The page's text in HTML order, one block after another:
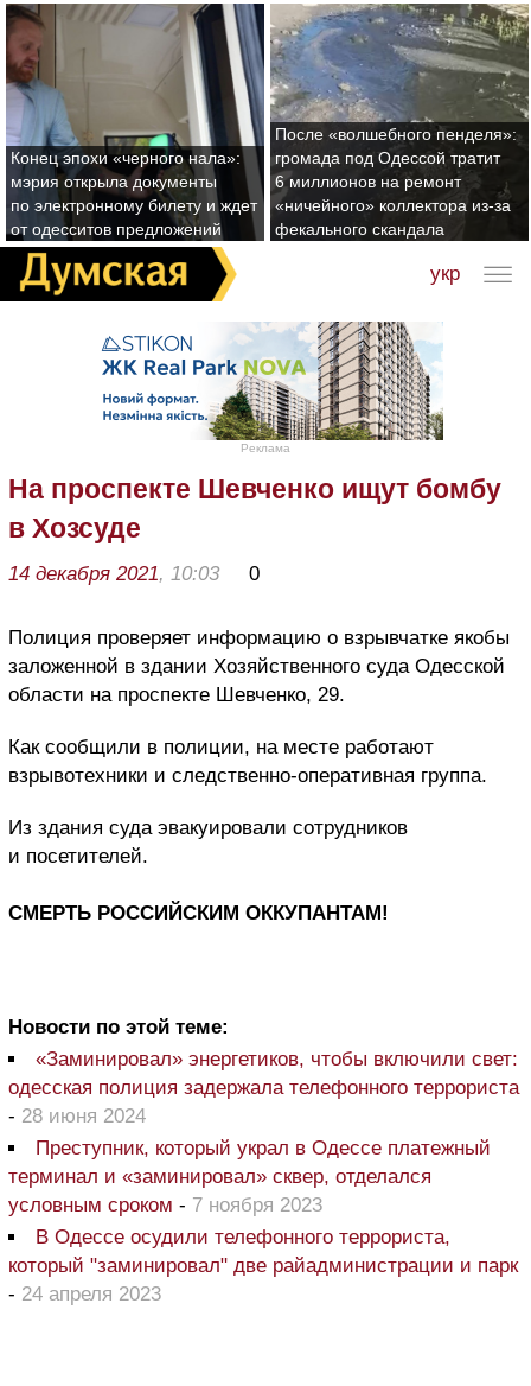
Конец эпохи «черного нала»:
мэрия открыла документы
по электронному билету и ждет
от одесситов предложений
После «волшебного пенделя»:
громада под Одессой тратит
6 миллионов на ремонт
«ничейного» коллектора из-за
фекального скандала
укр
Реклама
На проспекте Шевченко ищут бомбу
в Хозсуде
14 декабря 2021, 10:03 0
Полиция проверяет информацию о взрывчатке якобы
заложенной в здании Хозяйственного суда Одесской
области на проспекте Шевченко, 29.
Как сообщили в полиции, на месте работают
взрывотехники и следственно-оперативная группа.
Из здания суда эвакуировали сотрудников
и посетителей.
СМЕРТЬ РОССИЙСКИМ ОККУПАНТАМ!
Новости по этой теме:
«Заминировал» энергетиков, чтобы включили свет:
одесская полиция задержала телефонного террориста
- 28 июня 2024
Преступник, который украл в Одессе платежный
терминал и «заминировал» сквер, отделался
условным сроком - 7 ноября 2023
В Одессе осудили телефонного террориста,
который "заминировал" две райадминистрации и парк
- 24 апреля 2023